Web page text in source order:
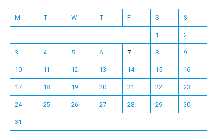
M T W T F S S
1 2
3 4 5 6 7 8 9
10 11 12 13 14 15 16
17 18 19 20 21 22 23
24 25 26 27 28 29 30
31